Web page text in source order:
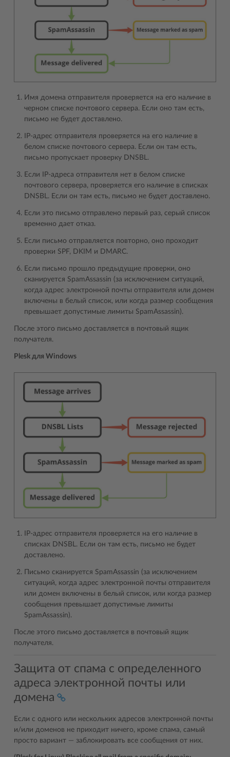
Имя домена отправителя проверяется на его наличие в
черном списке почтового сервера. Если оно там есть,
письмо не будет доставлено.
IP-адрес отправителя проверяется на его наличие в
белом списке почтового сервера. Если он там есть,
письмо пропускает проверку DNSBL.
Если IP-адреса отправителя нет в белом списке
почтового сервера, проверяется его наличие в списках
DNSBL. Если он там есть, письмо не будет доставлено.
Если это письмо отправлено первый раз, серый список
временно дает отказ.
Если письмо отправляется повторно, оно проходит
проверки SPF, DKIM и DMARC.
Если письмо прошло предыдущие проверки, оно
сканируется SpamAssassin (за исключением ситуаций,
когда адрес электронной почты отправителя или домен
включены в белый список, или когда размер сообщения
превышает допустимые лимиты SpamAssassin).
После этого письмо доставляется в почтовый ящик
получателя.
Plesk для Windows
IP-адрес отправителя проверяется на его наличие в
списках DNSBL. Если он там есть, письмо не будет
доставлено.
Письмо сканируется SpamAssassin (за исключением
ситуаций, когда адрес электронной почты отправителя
или домен включены в белый список, или когда размер
сообщения превышает допустимые лимиты
SpamAssassin).
После этого письмо доставляется в почтовый ящик
получателя.
Защита от спама с определенного
адреса электронной почты или
домена
Если с одного или нескольких адресов электронной почты
и/или доменов не приходит ничего, кроме спама, самый
просто вариант — заблокировать все сообщения от них.